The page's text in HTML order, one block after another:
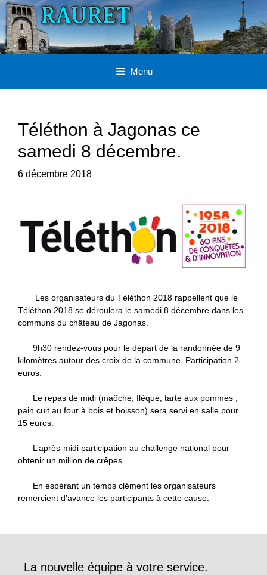
Aller
au
contenu
Menu
Téléthon à Jagonas ce
samedi 8 décembre.
6 décembre 2018
Les organisateurs du Téléthon 2018 rappellent que le
Téléthon 2018 se déroulera le samedi 8 décembre dans les
communs du château de Jagonas.
9h30 rendez-vous pour le départ de la randonnée de 9
kilomètres autour des croix de la commune. Participation 2
euros.
Le repas de midi (maôche, flèque, tarte aux pommes ,
pain cuit au four à bois et boisson) sera servi en salle pour
15 euros.
L’après-midi participation au challenge national pour
obtenir un million de crêpes.
En espérant un temps clément les organisateurs
remercient d’avance les participants à cette cause.
La nouvelle équipe à votre service.